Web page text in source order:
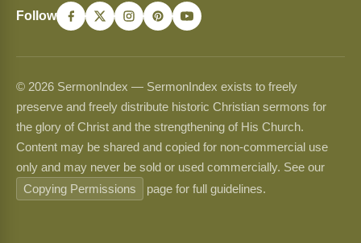
Follow
© 2026 SermonIndex — SermonIndex exists to freely
preserve and freely distribute historic Christian sermons for
the glory of Christ and the strengthening of His Church.
Content may be shared and copied for non-commercial use
only and may never be sold or used commercially. See our
Copying Permissions
page for full guidelines.